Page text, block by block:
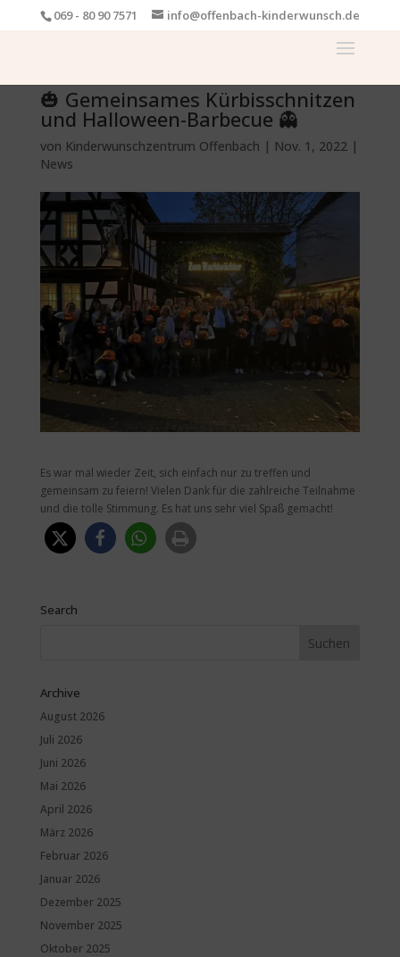
069 - 80 90 7571 info@offenbach-kinderwunsch.de
🎃 Gemeinsames Kürbisschnitzen
und Halloween-Barbecue 👻
von Kinderwunschzentrum Offenbach | Nov. 1, 2022|
News
Es war mal wieder Zeit, sich einfach nur zu treffen und
gemeinsam zu feiern! Vielen Dank für die zahlreiche Teilnahme
und die tolle Stimmung. Es hat uns sehr viel Spaß gemacht!
Search
Archive
August 2026
Juli 2026
Juni 2026
Mai 2026
April 2026
März 2026
Februar 2026
Januar 2026
Dezember 2025
November 2025
Oktober 2025